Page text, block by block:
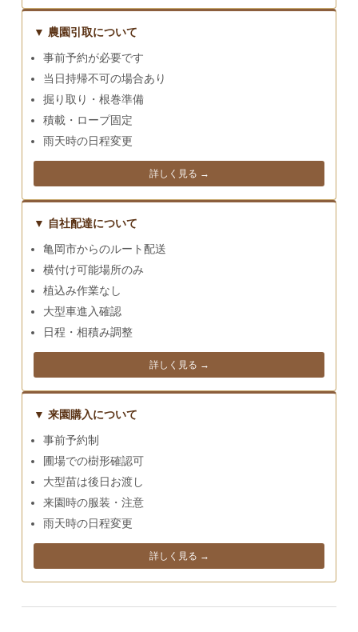
▼ 農園引取について
事前予約が必要です
当日持帰不可の場合あり
掘り取り・根巻準備
積載・ロープ固定
雨天時の日程変更
詳しく見る →
▼ 自社配達について
亀岡市からのルート配送
横付け可能場所のみ
植込み作業なし
大型車進入確認
日程・相積み調整
詳しく見る →
▼ 来園購入について
事前予約制
圃場での樹形確認可
大型苗は後日お渡し
来園時の服装・注意
雨天時の日程変更
詳しく見る →